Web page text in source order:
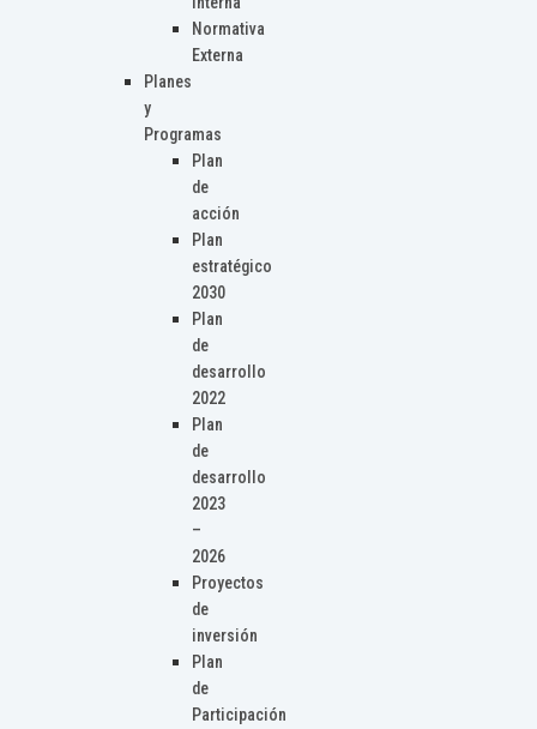
Normativa
Externa
Planes
y
Programas
Plan
de
acción
Plan
estratégico
2030
Plan
de
desarrollo
2022
Plan
de
desarrollo
2023
–
2026
Proyectos
de
inversión
Plan
de
Participación